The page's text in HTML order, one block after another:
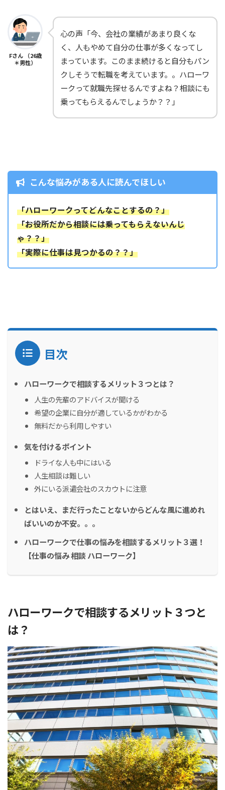
Fさん （26歳
＊男性）
心の声「今、会社の業績があまり良くな
く、人もやめて自分の仕事が多くなってし
まっています。このまま続けると自分もパン
クしそうで転職を考えています。。ハローワ
ークって就職先探せるんですよね？相談にも
乗ってもらえるんでしょうか？？」
こんな悩みがある人に読んでほしい
「ハローワークってどんなことするの？」
「お役所だから相談には乗ってもらえないんじ
ゃ？？」
「実際に仕事は見つかるの？？」
目次
ハローワークで相談するメリット３つとは？
人生の先輩のアドバイスが聞ける
希望の企業に自分が適しているかがわかる
無料だから利用しやすい
気を付けるポイント
ドライな人も中にはいる
人生相談は難しい
外にいる派遣会社のスカウトに注意
とはいえ、まだ行ったことないからどんな風に進めれ
ばいいのか不安。。。
ハローワークで仕事の悩みを相談するメリット３選！
【仕事の悩み 相談 ハローワーク】
ハローワークで相談するメリット３つと
は？